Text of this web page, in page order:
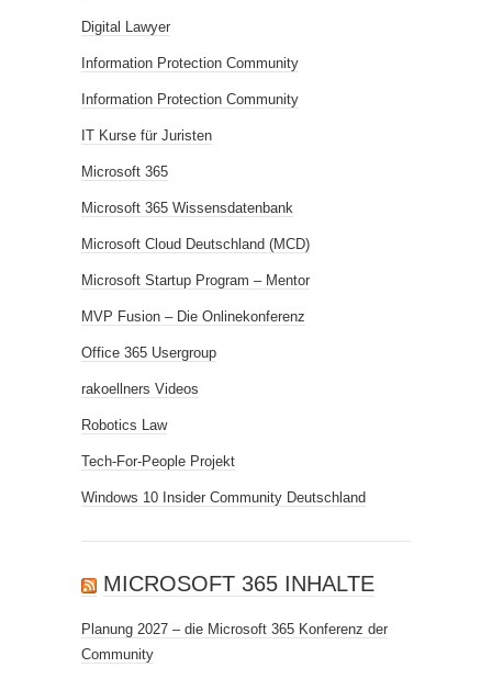
Digital Lawyer
Information Protection Community
Information Protection Community
IT Kurse für Juristen
Microsoft 365
Microsoft 365 Wissensdatenbank
Microsoft Cloud Deutschland (MCD)
Microsoft Startup Program – Mentor
MVP Fusion – Die Onlinekonferenz
Office 365 Usergroup
rakoellners Videos
Robotics Law
Tech-For-People Projekt
Windows 10 Insider Community Deutschland
MICROSOFT 365 INHALTE
Planung 2027 – die Microsoft 365 Konferenz der
Community